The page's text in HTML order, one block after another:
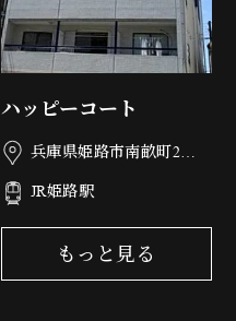
ハッピーコート
兵庫県姫路市南畝町2丁
JR姫路駅
もっと見る